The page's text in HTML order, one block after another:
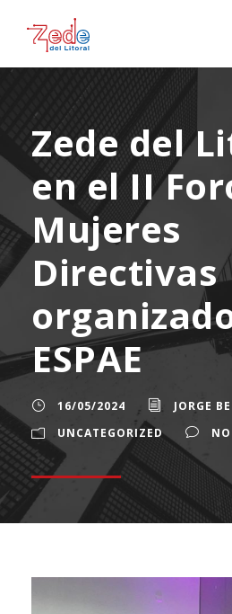
Zede del
en el II
Mujeres
Directivas
ESPAE
16/05/2024
JORGE
UNCATEGORIZED